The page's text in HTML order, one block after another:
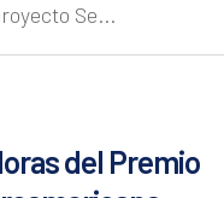
Se...
del Premio